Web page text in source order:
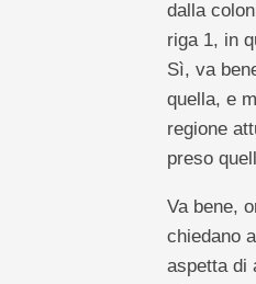
dalla
riga 1, in
Sì, va
quella, e
regione
preso
Va bene,
chiedano
aspetta di